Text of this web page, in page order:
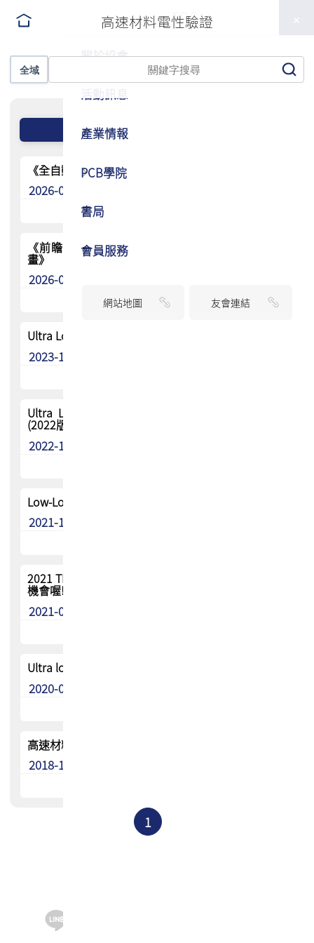
高速材料電性驗證
全域
《全自動化高速 PCB 板量測技術建置—Intel® AIBC》
2026-01-27
《前瞻資料中心與 AI 平台 PCB 製造與驗證測試計
畫》
2026-01-27
Ultra Low-Loss 高速驗證資料更新 (2023版)
2023-10-13
Ultra Low-Loss 及Low-Loss 高速驗證資料更新
(2022版)
2022-10-11
Low-Loss 及 Mid-Loss 高速驗證資料更新 (2021版)
2021-11-12
2021 TPCA 高速材料電性重啟驗證 一年僅一次申請
機會喔!!
2021-06-28
Ultra low loss 高速材料驗證更新 (2020版)
2020-09-26
高速材料驗證資料庫(更新至2019)
2018-11-19
1
TPCA
關於協會
活動訊息
產業情報
PCB學院
書局
會員服務
網站地圖 友會連結